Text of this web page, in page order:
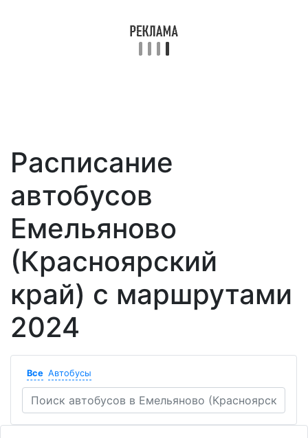
Расписание
автобусов
Емельяново
(Красноярский
край) с маршрутами
2024
Все Автобусы